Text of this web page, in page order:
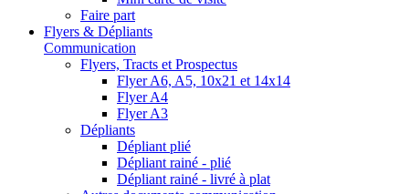
Faire part
Flyers & Dépliants
Communication
Flyers, Tracts et Prospectus
Flyer A6, A5, 10x21 et 14x14
Flyer A4
Flyer A3
Dépliants
Dépliant plié
Dépliant rainé - plié
Dépliant rainé - livré à plat